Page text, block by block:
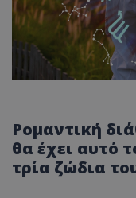
Ρομαντική
θα έχει αυτό
τρία ζώδια